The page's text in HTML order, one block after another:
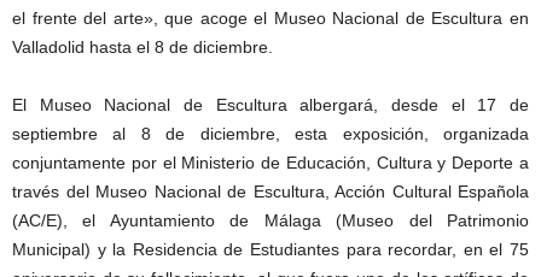
el frente del arte», que acoge el Museo Nacional de Escultura en
Valladolid hasta el 8 de diciembre.
El Museo Nacional de Escultura albergará, desde el 17 de
septiembre al 8 de diciembre, esta exposición, organizada
conjuntamente por el Ministerio de Educación, Cultura y Deporte a
través del Museo Nacional de Escultura, Acción Cultural Española
(AC/E), el Ayuntamiento de Málaga (Museo del Patrimonio
Municipal) y la Residencia de Estudiantes para recordar, en el 75